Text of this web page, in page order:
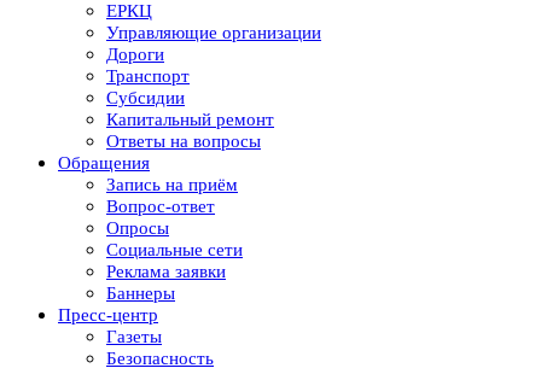
ЕРКЦ
Управляющие организации
Дороги
Транспорт
Субсидии
Капитальный ремонт
Ответы на вопросы
Обращения
Запись на приём
Вопрос-ответ
Опросы
Социальные сети
Реклама заявки
Баннеры
Пресс-центр
Газеты
Безопасность